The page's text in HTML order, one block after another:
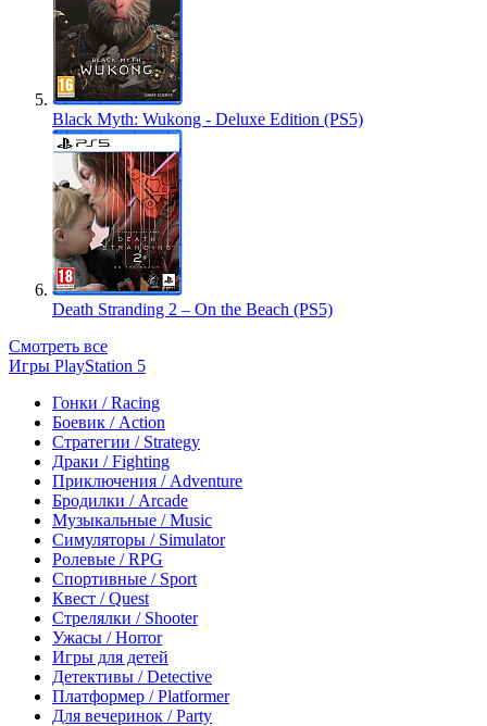
Black Myth: Wukong - Deluxe Edition (PS5)
Death Stranding 2 – On the Beach (PS5)
Смотреть все
Игры PlayStation 5
Гонки / Racing
Боевик / Action
Стратегии / Strategy
Драки / Fighting
Приключения / Adventure
Бродилки / Arcade
Музыкальные / Music
Симуляторы / Simulator
Ролевые / RPG
Спортивные / Sport
Квест / Quest
Стрелялки / Shooter
Ужасы / Horror
Игры для детей
Детективы / Detective
Платформер / Platformer
Для вечеринок / Party